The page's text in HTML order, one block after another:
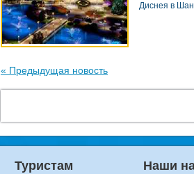
Диснея в
« Предыдущая новость
Туристам Наши